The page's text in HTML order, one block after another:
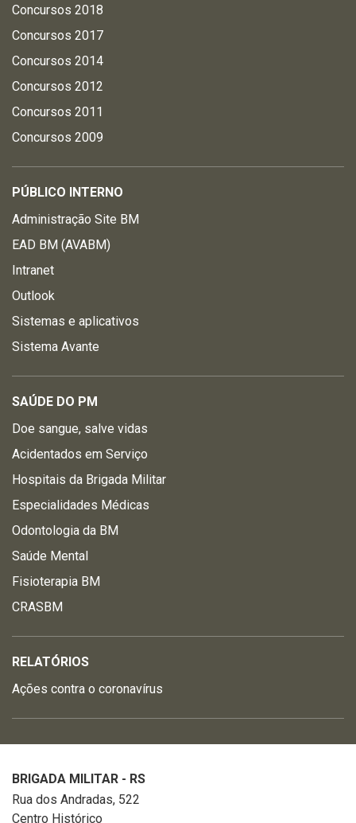
Concursos 2018
Concursos 2017
Concursos 2014
Concursos 2012
Concursos 2011
Concursos 2009
PÚBLICO INTERNO
Administração Site BM
EAD BM (AVABM)
Intranet
Outlook
Sistemas e aplicativos
Sistema Avante
SAÚDE DO PM
Doe sangue, salve vidas
Acidentados em Serviço
Hospitais da Brigada Militar
Especialidades Médicas
Odontologia da BM
Saúde Mental
Fisioterapia BM
CRASBM
RELATÓRIOS
Ações contra o coronavírus
BRIGADA MILITAR - RS
Rua dos Andradas, 522
Centro Histórico